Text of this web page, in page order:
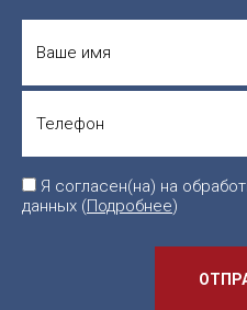
Я согласен(на) на
данных (Подробнее)